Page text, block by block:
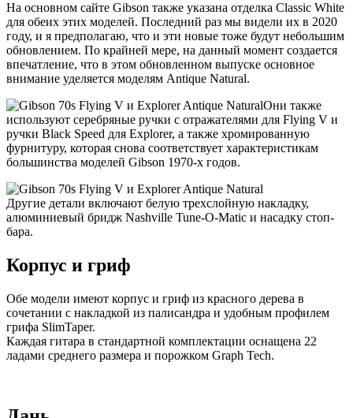
На основном сайте Gibson также указана отделка Classic White
для обеих этих моделей. Последний раз мы видели их в 2020
году, и я предполагаю, что и эти новые тоже будут небольшим
обновлением. По крайней мере, на данный момент создается
впечатление, что в этом обновленном выпуске основное
внимание уделяется моделям Antique Natural.
Они также
используют серебряные ручки с отражателями для Flying V и
ручки Black Speed для Explorer, а также хромированную
фурнитуру, которая снова соответствует характеристикам
большинства моделей Gibson 1970-х годов.
Другие детали включают белую трехслойную накладку,
алюминиевый бридж Nashville Tune-O-Matic и насадку стоп-
бара.
Корпус и гриф
Обе модели имеют корпус и гриф из красного дерева в
сочетании с накладкой из палисандра и удобным профилем
грифа SlimTaper.
Каждая гитара в стандартной комплектации оснащена 22
ладами среднего размера и порожком Graph Tech.